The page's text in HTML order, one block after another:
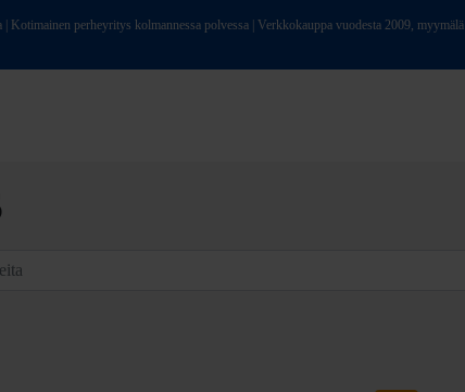
perheyritys kolmannessa polvessa | Verkkokauppa vuodesta 2009, myymälä